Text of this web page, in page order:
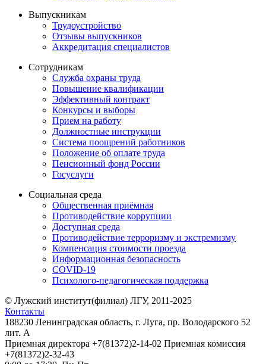
Выпускникам
Трудоустройство
Отзывы выпускников
Аккредитация специалистов
Сотрудникам
Служба охраны труда
Повышение квалификации
Эффективный контракт
Конкурсы и выборы
Прием на работу
Должностные инструкции
Система поощрений работников
Положение об оплате труда
Пенсионный фонд России
Госуслуги
Социальная среда
Общественная приёмная
Противодействие коррупции
Доступная среда
Противодействие терроризму и экстремизму
Компенсация стоимости проезда
Информационная безопасность
COVID-19
Психолого-педагогическая поддержка
© Лужский институт(филиал) ЛГУ, 2011-2025
Контакты
188230 Ленинградская область, г. Луга, пр. Володарского 52
лит. А
Приемная директора +7(81372)2-14-02 Приемная комиссия
+7(81372)2-32-43